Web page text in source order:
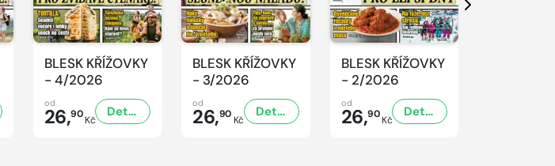
BLESK KŘÍŽOVKY
- 4/2026
od
26,90Kč
Detail
BLESK KŘÍŽOVKY
- 3/2026
od
26,90 Kč
Detail
BLESK KŘÍŽOVKY
- 2/2026
od
26,90Kč
Detail
Další